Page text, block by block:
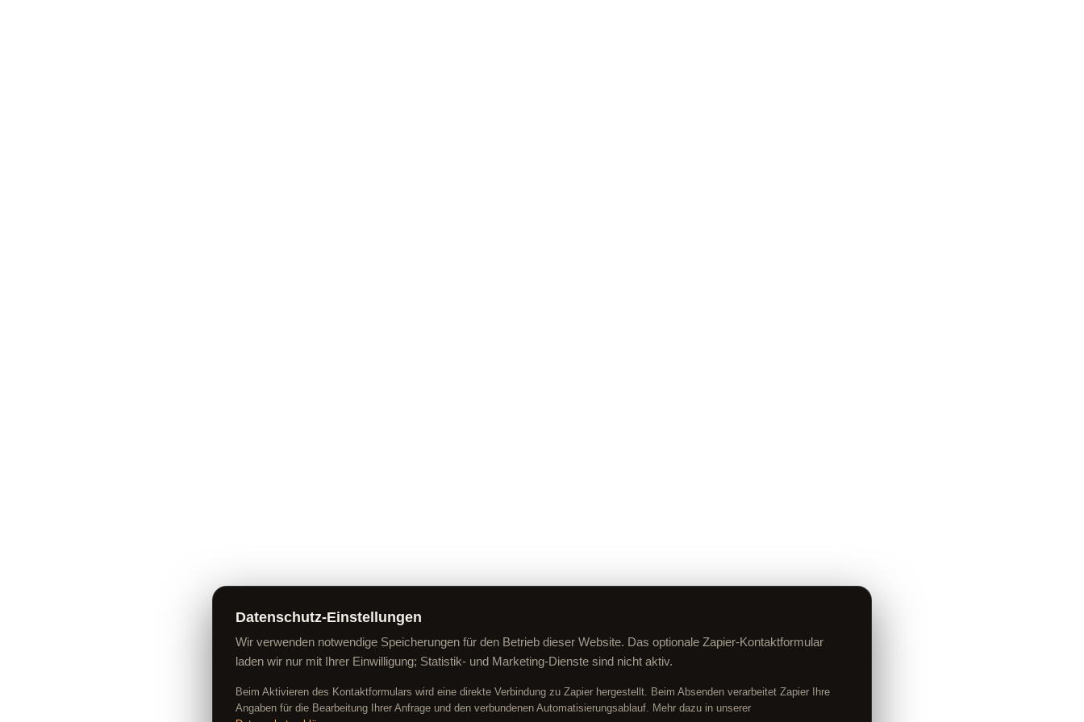
Datenschutz-Einstellungen
Wir verwenden notwendige Speicherungen für den Betrieb dieser Website. Das optionale Zapier-Kontaktformular
laden wir nur mit Ihrer Einwilligung; Statistik- und Marketing-Dienste sind nicht aktiv.
Beim Aktivieren des Kontaktformulars wird eine direkte Verbindung zu Zapier hergestellt. Beim Absenden verarbeitet Zapier Ihre
Angaben für die Bearbeitung Ihrer Anfrage und den verbundenen Automatisierungsablauf. Mehr dazu in unserer